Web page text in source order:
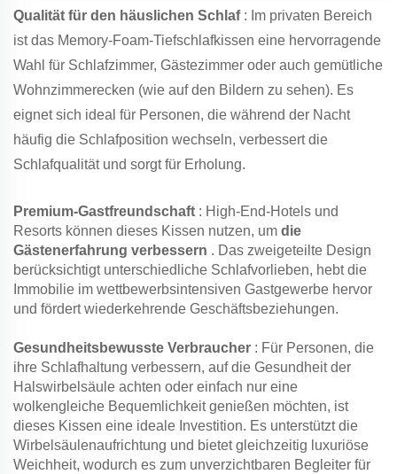
Qualität für den häuslichen Schlaf : Im privaten Bereich
ist das Memory-Foam-Tiefschlafkissen eine hervorragende
Wahl für Schlafzimmer, Gästezimmer oder auch gemütliche
Wohnzimmerecken (wie auf den Bildern zu sehen). Es
eignet sich ideal für Personen, die während der Nacht
häufig die Schlafposition wechseln, verbessert die
Schlafqualität und sorgt für Erholung.
Premium-Gastfreundschaft : High-End-Hotels und
Resorts können dieses Kissen nutzen, um die
Gästenerfahrung verbessern . Das zweigeteilte Design
berücksichtigt unterschiedliche Schlafvorlieben, hebt die
Immobilie im wettbewerbsintensiven Gastgewerbe hervor
und fördert wiederkehrende Geschäftsbeziehungen.
Gesundheitsbewusste Verbraucher : Für Personen, die
ihre Schlafhaltung verbessern, auf die Gesundheit der
Halswirbelsäule achten oder einfach nur eine
wolkengleiche Bequemlichkeit genießen möchten, ist
dieses Kissen eine ideale Investition. Es unterstützt die
Wirbelsäulenaufrichtung und bietet gleichzeitig luxuriöse
Weichheit, wodurch es zum unverzichtbaren Begleiter für